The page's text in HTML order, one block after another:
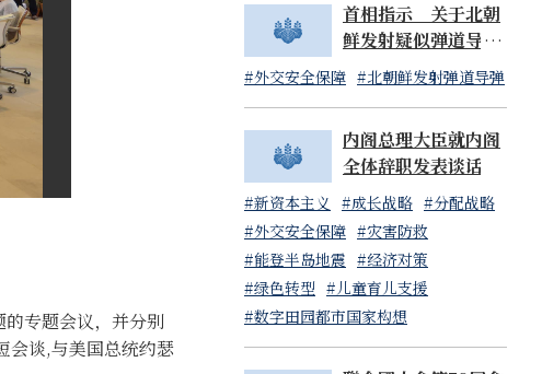
专题会议，并分别
会谈,与美国总统约瑟
首相指示 关于北朝
鲜发射疑似弹道导弹
物体事宜（07:14发
布）
#外交安全保障 #北朝鲜发射弹道导弹
内阁总理大臣就内阁
全体辞职发表谈话
#新资本主义 #成长战略 #分配战略
#外交安全保障 #灾害防救
#能登半岛地震 #经济对策
#绿色转型 #儿童育儿支援
#数字田园都市国家构想